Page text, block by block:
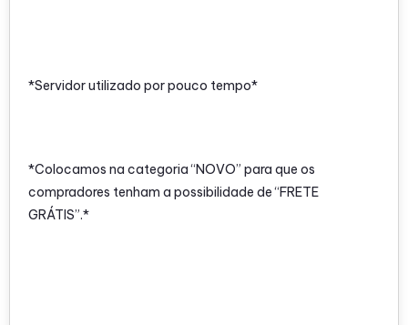
*Servidor utilizado por pouco tempo*
*Colocamos na categoria “NOVO” para que os
compradores tenham a possibilidade de “FRETE
GRÁTIS”.*